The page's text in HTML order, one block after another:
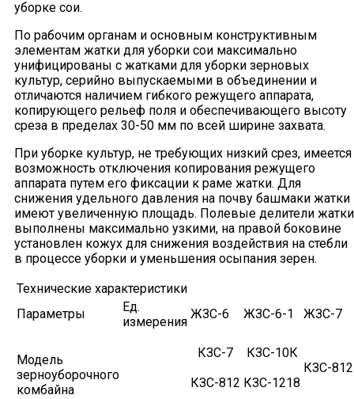
уборке сои.
По рабочим органам и основным конструктивным
элементам жатки для уборки сои максимально
унифицированы с жатками для уборки зерновых
культур, серийно выпускаемыми в объединении и
отличаются наличием гибкого режущего аппарата,
копирующего рельеф поля и обеспечивающего высоту
среза в пределах 30-50 мм по всей ширине захвата.
При уборке культур, не требующих низкий срез, имеется
возможность отключения копирования режущего
аппарата путем его фиксации к раме жатки. Для
снижения удельного давления на почву башмаки жатки
имеют увеличенную площадь. Полевые делители жатки
выполнены максимально узкими, на правой боковине
установлен кожух для снижения воздействия на стебли
в процессе уборки и уменьшения осыпания зерен.
Технические характеристики
Параметры
Ед.
измерения
ЖЗС-6 ЖЗС-6-1 ЖЗС-7
Модель
зерноуборочного
комбайна
КЗС-7
КЗС-812
КЗС-10К
КЗС-1218
КЗС-812